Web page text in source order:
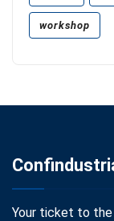
workshop
Your ticket to the